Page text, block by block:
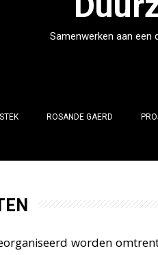
Samenwerken aan een
ROSANDE GAERD
worden